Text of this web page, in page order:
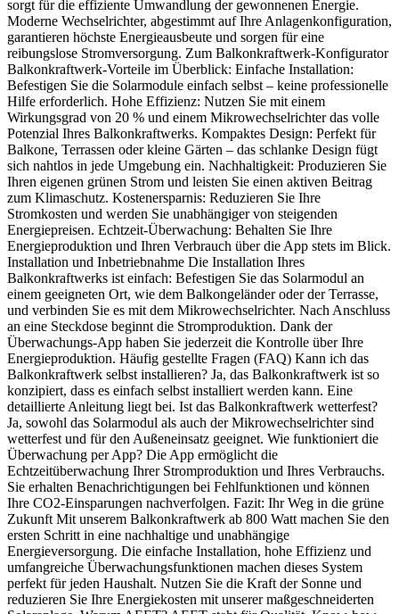
sorgt für die effiziente Umwandlung der gewonnenen Energie.
Moderne Wechselrichter, abgestimmt auf Ihre Anlagenkonfiguration,
garantieren höchste Energieausbeute und sorgen für eine
reibungslose Stromversorgung. Zum Balkonkraftwerk-Konfigurator
Balkonkraftwerk-Vorteile im Überblick: Einfache Installation:
Befestigen Sie die Solarmodule einfach selbst – keine professionelle
Hilfe erforderlich. Hohe Effizienz: Nutzen Sie mit einem
Wirkungsgrad von 20 % und einem Mikrowechselrichter das volle
Potenzial Ihres Balkonkraftwerks. Kompaktes Design: Perfekt für
Balkone, Terrassen oder kleine Gärten – das schlanke Design fügt
sich nahtlos in jede Umgebung ein. Nachhaltigkeit: Produzieren Sie
Ihren eigenen grünen Strom und leisten Sie einen aktiven Beitrag
zum Klimaschutz. Kostenersparnis: Reduzieren Sie Ihre
Stromkosten und werden Sie unabhängiger von steigenden
Energiepreisen. Echtzeit-Überwachung: Behalten Sie Ihre
Energieproduktion und Ihren Verbrauch über die App stets im Blick.
Installation und Inbetriebnahme Die Installation Ihres
Balkonkraftwerks ist einfach: Befestigen Sie das Solarmodul an
einem geeigneten Ort, wie dem Balkongeländer oder der Terrasse,
und verbinden Sie es mit dem Mikrowechselrichter. Nach Anschluss
an eine Steckdose beginnt die Stromproduktion. Dank der
Überwachungs-App haben Sie jederzeit die Kontrolle über Ihre
Energieproduktion. Häufig gestellte Fragen (FAQ) Kann ich das
Balkonkraftwerk selbst installieren? Ja, das Balkonkraftwerk ist so
konzipiert, dass es einfach selbst installiert werden kann. Eine
detaillierte Anleitung liegt bei. Ist das Balkonkraftwerk wetterfest?
Ja, sowohl das Solarmodul als auch der Mikrowechselrichter sind
wetterfest und für den Außeneinsatz geeignet. Wie funktioniert die
Überwachung per App? Die App ermöglicht die
Echtzeitüberwachung Ihrer Stromproduktion und Ihres Verbrauchs.
Sie erhalten Benachrichtigungen bei Fehlfunktionen und können
Ihre CO2-Einsparungen nachverfolgen. Fazit: Ihr Weg in die grüne
Zukunft Mit unserem Balkonkraftwerk ab 800 Watt machen Sie den
ersten Schritt in eine nachhaltige und unabhängige
Energieversorgung. Die einfache Installation, hohe Effizienz und
umfangreiche Überwachungsfunktionen machen dieses System
perfekt für jeden Haushalt. Nutzen Sie die Kraft der Sonne und
reduzieren Sie Ihre Energiekosten mit unserer maßgeschneiderten